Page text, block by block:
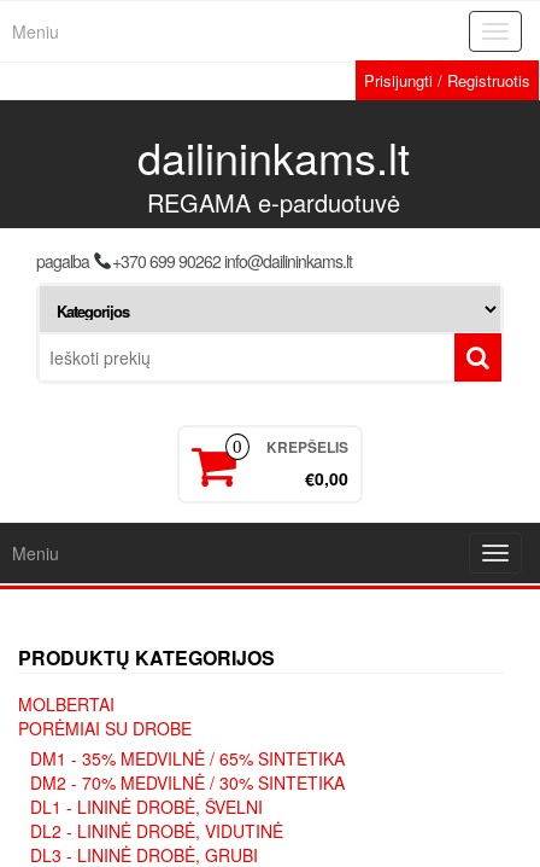
Meniu
Prisijungti / Registruotis
dailininkams.lt
REGAMA e-parduotuvė
pagalba +370 699 90262 info@dailininkams.lt
0 KREPŠELIS
€0,00
Meniu
PRODUKTŲ KATEGORIJOS
MOLBERTAI
PORĖMIAI SU DROBE
DM1 - 35% MEDVILNĖ / 65% SINTETIKA
DM2 - 70% MEDVILNĖ / 30% SINTETIKA
DL1 - LININĖ DROBĖ, ŠVELNI
DL2 - LININĖ DROBĖ, VIDUTINĖ
DL3 - LININĖ DROBĖ, GRUBI